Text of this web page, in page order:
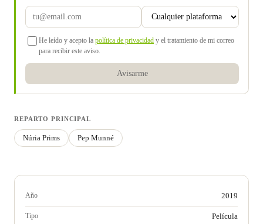
He leído y acepto la política de privacidad y el tratamiento de mi correo
para recibir este aviso.
Avisarme
REPARTO PRINCIPAL
Núria Prims Pep Munné
Año 2019
Tipo Película